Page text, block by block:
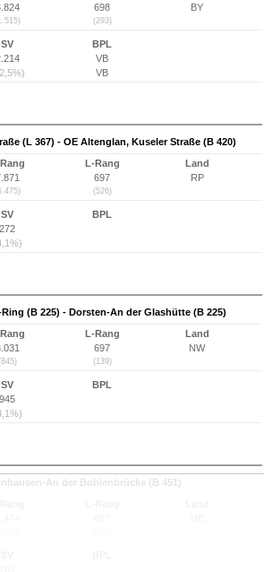
698
(293)
BY
SV
BPL
VB
VB
(L 367) - OE Altenglan, Kuseler Straße (B 420)
L-Rang
697
(526)
Land
RP
SV
272
BPL
(B 225) - Dorsten-An der Glashütte (B 225)
L-Rang
697
(139)
Land
NW
SV
945
BPL
An der Bohlenbrücke (B 451)